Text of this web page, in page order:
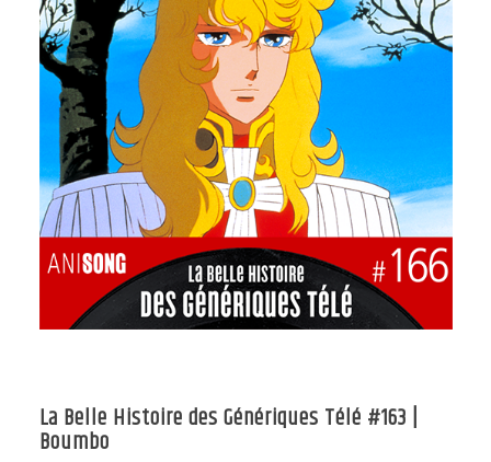
La Belle Histoire des Génériques Télé #163 |
Boumbo